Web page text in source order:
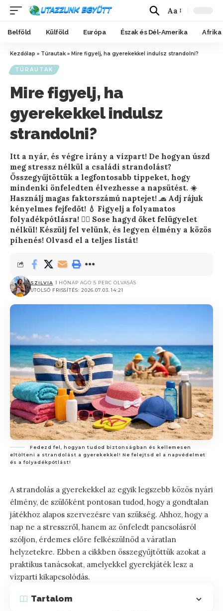
Aa
Belföld Külföld Európa Észak és Dél-Amerika Afrika
Kezdőlap » Túrautak » Mire figyelj, ha gyerekekkel indulsz strandolni?
TÚRAUTAK
Mire figyelj, ha
gyerekekkel indulsz
strandolni?
Itt a nyár, és végre irány a vízpart! De hogyan úszd
meg stressz nélkül a családi strandolást?
Összegyűjtöttük a legfontosabb tippeket, hogy
mindenki önfeledten élvezhesse a napsütést. ☀️
Használj magas faktorszámú naptejet! 🧢 Adj rájuk
kényelmes fejfedőt! 💧 Figyelj a folyamatos
folyadékpótlásra! 🏊‍♀️ Sose hagyd őket felügyelet
nélkül! Készülj fel velünk, és legyen élmény a közös
pihenés! Olvasd el a teljes listát!
UTOLSÓ FRISSÍTÉS: 2026.07.03. 14:21
SZILVIA 1 HÓNAP AGO 5 PERC OLVASÁS
Fedezd fel, hogyan tudod biztonságban és kellemesen
eltölteni a strandolást a gyerekekkel! Ne felejtsd el a napvédelmet
és a folyadékpótlást!
A strandolás a gyerekekkel az egyik legszebb közös nyári
élmény, de szülőként pontosan tudod, hogy a gondtalan
játékhoz alapos szervezésre van szükség. Ahhoz, hogy a
nap ne a stresszről, hanem az önfeledt pancsolásról
szóljon, érdemes előre felkészülnöd a váratlan
helyzetekre. Ebben a cikkben összegyűjtöttük azokat a
praktikus tanácsokat, amelyekkel gyerekjáték lesz a
vízparti kikapcsolódás.
Tartalom